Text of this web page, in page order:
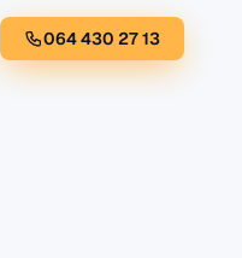
064 430 27 13